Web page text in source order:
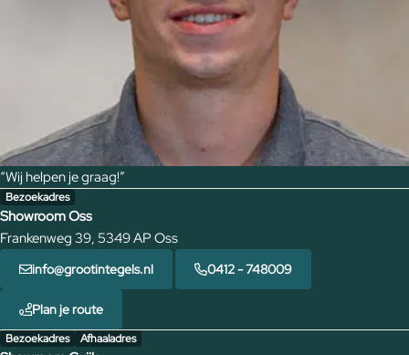
“Wij helpen je graag!”
Bezoekadres
Showroom Oss
Frankenweg 39, 5349 AP Oss
info@grootintegels.nl 0412 - 748009
Plan je route
Bezoekadres Afhaaladres